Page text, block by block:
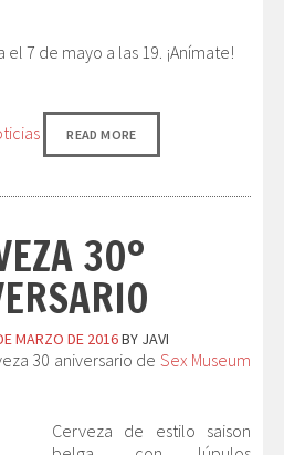
7 de mayo a las 19. ¡Anímate!
READ MORE
30º
MARZO DE 2016BY JAVI
30 aniversario de Sex Museum
Cerveza de estilo saison